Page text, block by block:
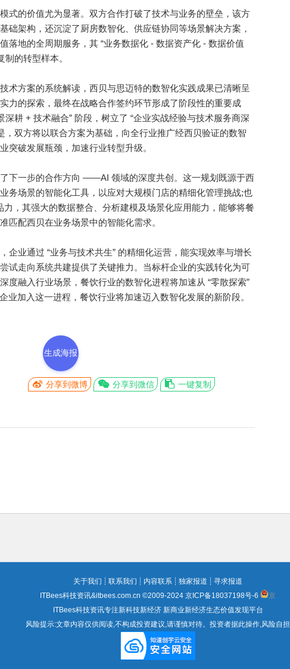
的价值尤为显著。双方合作打破了技术与业务的壁垒，该方
础架构，还沉淀了厨房数智化、供应链协同等场景解决方案，
落地的全周期服务，其 “业务数据化 - 数据资产化 - 数据价值
的转型样本。
方案的系统解读，西贝与思迈特的数智化实践成果已清晰呈
力的探索，最终在战略合作签约环节形成了阶段性的重要成
深耕 + 技术融合” 阶段，树立了 “企业实战经验与技术服务商深
，双方将以联合方案为基础，向全行业推广经西贝验证的数智
突破发展瓶颈，加速行业转型升级。
一步的合作方向 ——AI 领域的深度共创。这一规划既源于西
务场景的智能化工具，以应对大规模门店的精细化管理挑战;也
，其强大的数据整合、分析建模及场景化应用能力，能够将餐
匹配西贝在业务场景中的智能化需求。
业通过 “业务与技术共生” 的精细化运营，能实现效率与增长
试走向系统共建提供了关键推力。当标杆企业的实践转化为可
度融入行业场景，餐饮行业的数智化进程将加速从 “零散探索”
业加入这一进程，餐饮行业将加速迈入数智化发展的新阶段。
生成海报
分享到微博 分享到微信 一键复制
关于我们 ┊ 联系我们 ┊ 内容联系 ┊ 独家报道 ┊ 寻求报道
ITBees科技资讯&itbees.com.cn ©2009-2024 京ICP备18037198号-6
京
ITBees科技资讯专注新科技新经济 新商业新经济生态价值发现平台
风险提示:文章内容仅供阅读,不构成投资建议,请谨慎对待。投资者据此操作,风险自担